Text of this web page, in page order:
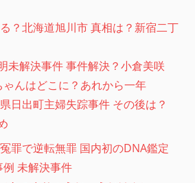
？北海道旭川市 真相は？新宿二丁
未解決事件 事件解決？小倉美咲
ゃんはどこに？あれから一年
日出町主婦失踪事件 その後は？
罪で逆転無罪 国内初のDNA鑑定
未解決事件